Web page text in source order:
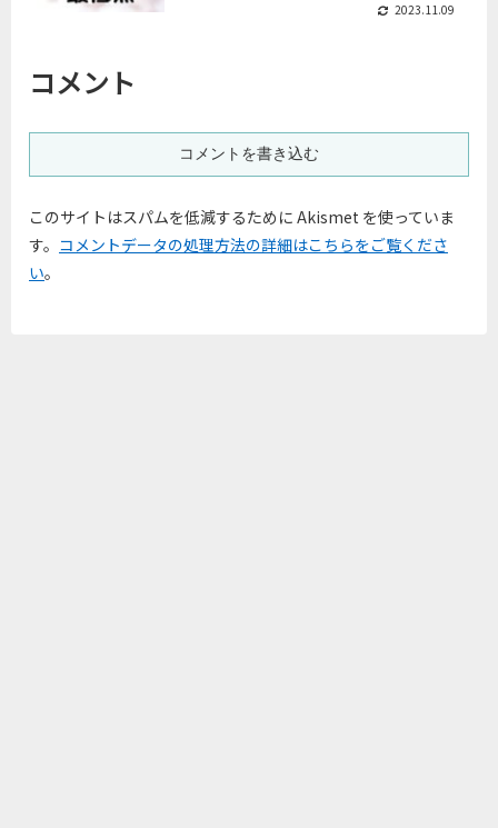
2023.11.09
コメント
コメントを書き込む
このサイトはスパムを低減するために Akismet を使っていま
す。 コメントデータの処理方法の詳細はこちらをご覧くださ
い。